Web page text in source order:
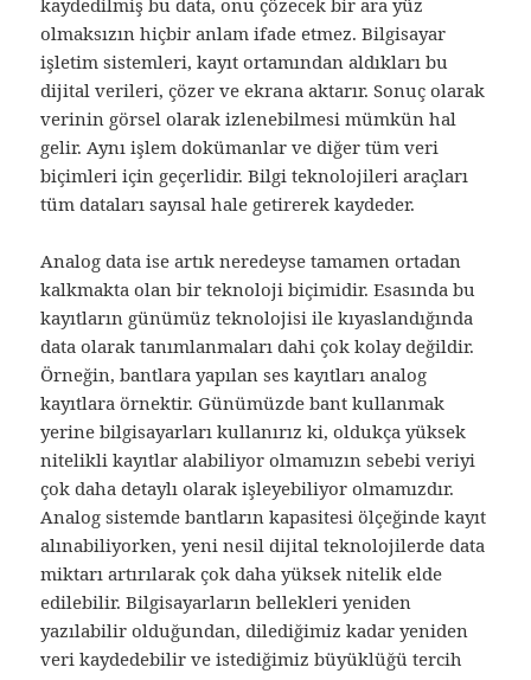
olmaksızın hiçbir anlam ifade etmez. Bilgisayar
işletim sistemleri, kayıt ortamından aldıkları bu
dijital verileri, çözer ve ekrana aktarır. Sonuç olarak
verinin görsel olarak izlenebilmesi mümkün hal
gelir. Aynı işlem dokümanlar ve diğer tüm veri
biçimleri için geçerlidir. Bilgi teknolojileri araçları
tüm dataları sayısal hale getirerek kaydeder.
Analog data ise artık neredeyse tamamen ortadan
kalkmakta olan bir teknoloji biçimidir. Esasında bu
kayıtların günümüz teknolojisi ile kıyaslandığında
data olarak tanımlanmaları dahi çok kolay değildir.
Örneğin, bantlara yapılan ses kayıtları analog
kayıtlara örnektir. Günümüzde bant kullanmak
yerine bilgisayarları kullanırız ki, oldukça yüksek
nitelikli kayıtlar alabiliyor olmamızın sebebi veriyi
çok daha detaylı olarak işleyebiliyor olmamızdır.
Analog sistemde bantların kapasitesi ölçeğinde kayıt
alınabiliyorken, yeni nesil dijital teknolojilerde data
miktarı artırılarak çok daha yüksek nitelik elde
edilebilir. Bilgisayarların bellekleri yeniden
yazılabilir olduğundan, dilediğimiz kadar yeniden
veri kaydedebilir ve istediğimiz büyüklüğü tercih